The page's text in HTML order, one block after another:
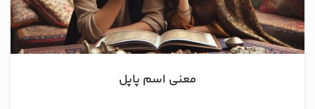
معنی اسم پاپل